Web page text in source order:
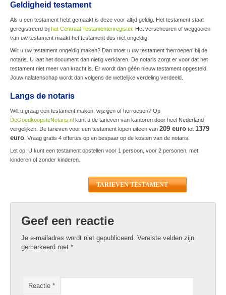
Geldigheid testament
Als u een testament hebt gemaakt is deze voor altijd geldig. Het testament staat
geregistreerd bij het Centraal Testamentenregister. Het verscheuren of weggooien
van uw testament maakt het testament dus niet ongeldig.
Wilt u uw testament ongeldig maken? Dan moet u uw testament ‘herroepen’ bij de
notaris. U laat het document dan nietig verklaren. De notaris zorgt er voor dat het
testament niet meer van kracht is. Er wordt dan géén nieuw testament opgesteld.
Jouw nalatenschap wordt dan volgens de wettelijke verdeling verdeeld.
Langs de notaris
Wilt u graag een testament maken, wijzigen of herroepen? Op
DeGoedkoopsteNotaris.nl kunt u de tarieven van kantoren door heel Nederland
vergelijken. De tarieven voor een testament lopen uiteen van 209 euro tot 1379
euro . Vraag gratis 4 offertes op en bespaar op de kosten van de notaris.
Let op: U kunt een testament opstellen voor 1 persoon, voor 2 personen, met
kinderen of zonder kinderen.
TARIEVEN TESTAMENT
Geef een reactie
Je e-mailadres wordt niet gepubliceerd. Vereiste velden zijn
gemarkeerd met*
Reactie*